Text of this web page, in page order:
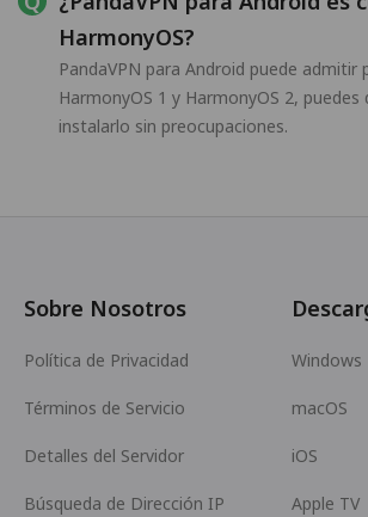
HarmonyOS?
PandaVPN para Android puede
HarmonyOS 1 y HarmonyOS 2, puedes
instalarlo sin preocupaciones.
Sobre Nosotros
Política de Privacidad
Términos de Servicio
Detalles del Servidor
Búsqueda de Dirección IP
Windows
macOS
iOS
Apple TV